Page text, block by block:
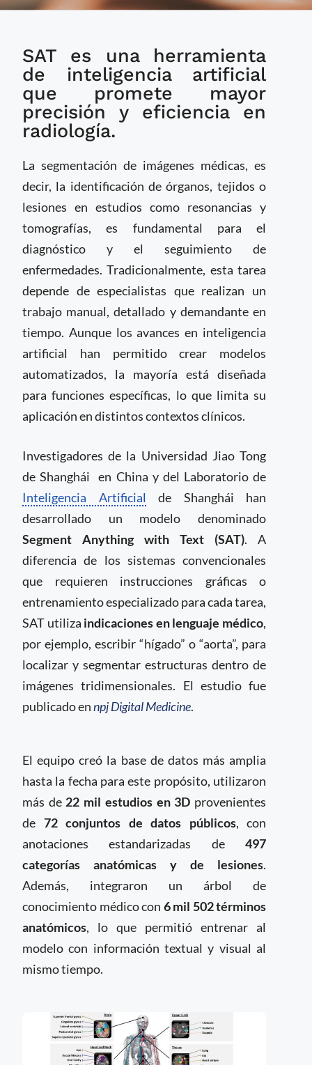
universal para
segmentar imágenes
médicas en 3D con
instrucciones de texto
SAT es una herramienta
de inteligencia artificial
que promete mayor
precisión y eficiencia en
radiología.
La segmentación de imágenes médicas, es
decir, la identificación de órganos, tejidos o
lesiones en estudios como resonancias y
tomografías, es fundamental para el
diagnóstico y el seguimiento de
enfermedades. Tradicionalmente, esta tarea
depende de especialistas que realizan un
trabajo manual, detallado y demandante en
tiempo. Aunque los avances en inteligencia
artificial han permitido crear modelos
automatizados, la mayoría está diseñada
para funciones específicas, lo que limita su
aplicación en distintos contextos clínicos.
Investigadores de la Universidad Jiao Tong
de Shanghái en China y del Laboratorio de
Inteligencia Artificial de Shanghái han
desarrollado un modelo denominado
Segment Anything with Text (SAT). A
diferencia de los sistemas convencionales
que requieren instrucciones gráficas o
entrenamiento especializado para cada tarea,
SAT utiliza indicaciones en lenguaje médico,
por ejemplo, escribir “hígado” o “aorta”, para
localizar y segmentar estructuras dentro de
imágenes tridimensionales. El estudio fue
publicado ennpj Digital Medicine.
El equipo creó la base de datos más amplia
hasta la fecha para este propósito, utilizaron
más de 22 mil estudios en 3D provenientes
de 72 conjuntos de datos públicos, con
anotaciones estandarizadas de 497
categorías anatómicas y de lesiones.
Además, integraron un árbol de
conocimiento médico con 6 mil 502 términos
anatómicos, lo que permitió entrenar al
modelo con información textual y visual al
mismo tiempo.